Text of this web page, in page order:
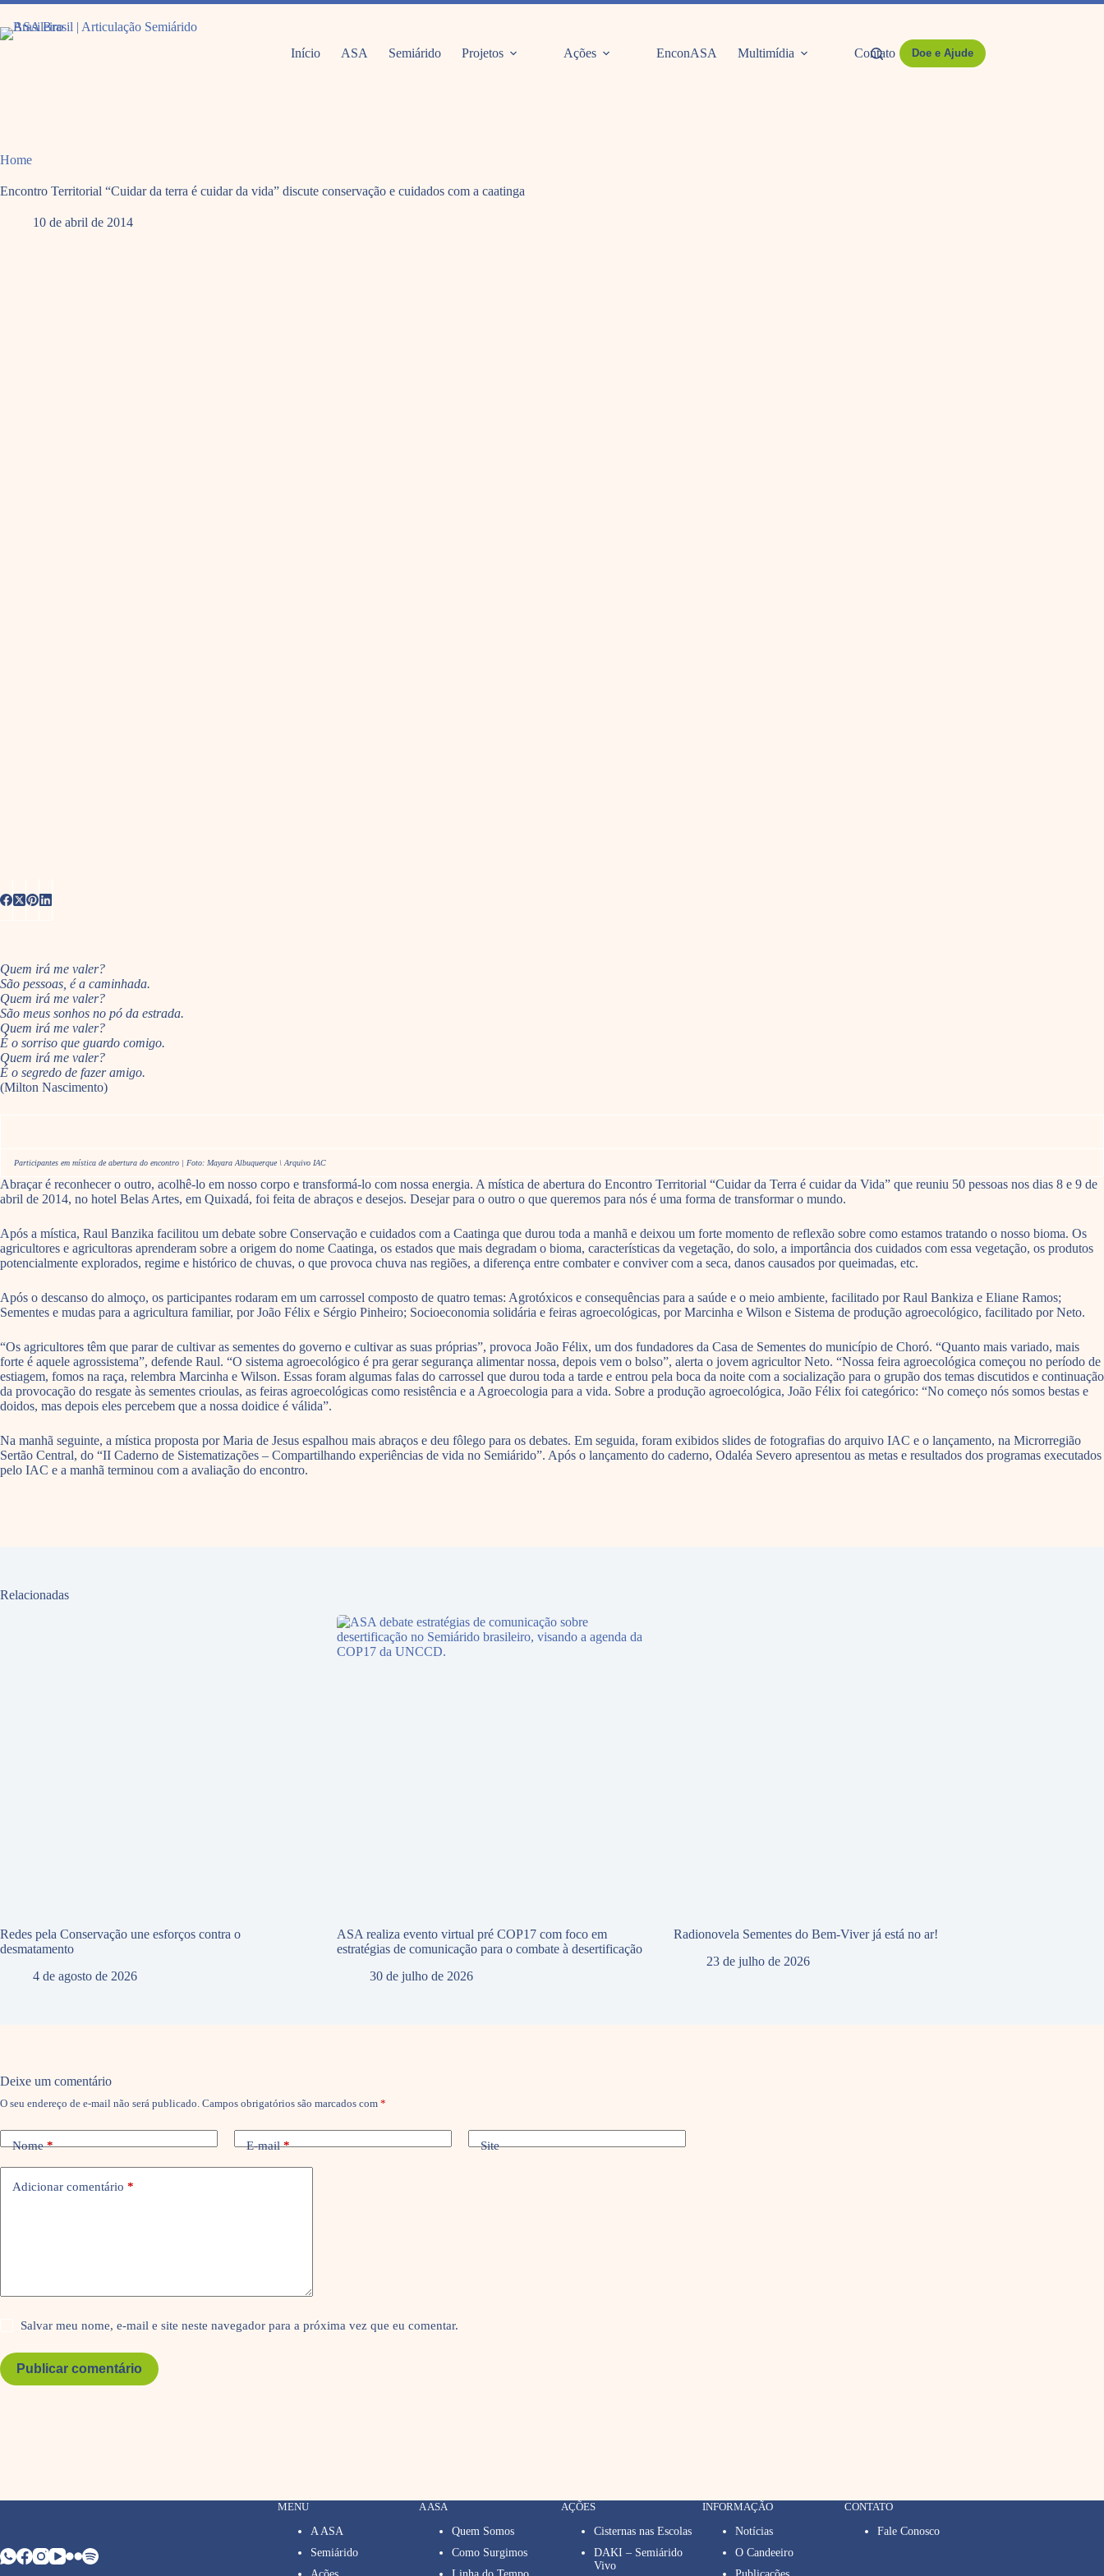
Pular
para
o
Início ASA Semiárido Projetos Ações EnconASA Multimídia Contato Doe e Ajude
Home
Encontro Territorial “Cuidar da terra é cuidar da vida” discute conservação e cuidados com a caatinga
10 de abril de 2014
Quem irá me valer?
São pessoas, é a caminhada.
Quem irá me valer?
São meus sonhos no pó da estrada.
Quem irá me valer?
É o sorriso que guardo comigo.
Quem irá me valer?
É o segredo de fazer amigo.
(Milton Nascimento)
Participantes em mística de abertura do encontro | Foto: Mayara Albuquerque \ Arquivo IAC
Abraçar é reconhecer o outro, acolhê-lo em nosso corpo e transformá-lo com nossa energia. A mística de abertura do Encontro Territorial “Cuidar da Terra é cuidar da Vida” que reuniu 50 pessoas nos dias 8 e 9 de
abril de 2014, no hotel Belas Artes, em Quixadá, foi feita de abraços e desejos. Desejar para o outro o que queremos para nós é uma forma de transformar o mundo.
Após a mística, Raul Banzika facilitou um debate sobre Conservação e cuidados com a Caatinga que durou toda a manhã e deixou um forte momento de reflexão sobre como estamos tratando o nosso bioma. Os
agricultores e agricultoras aprenderam sobre a origem do nome Caatinga, os estados que mais degradam o bioma, características da vegetação, do solo, a importância dos cuidados com essa vegetação, os produtos
potencialmente explorados, regime e histórico de chuvas, o que provoca chuva nas regiões, a diferença entre combater e conviver com a seca, danos causados por queimadas, etc.
Após o descanso do almoço, os participantes rodaram em um carrossel composto de quatro temas: Agrotóxicos e consequências para a saúde e o meio ambiente, facilitado por Raul Bankiza e Eliane Ramos;
Sementes e mudas para a agricultura familiar, por João Félix e Sérgio Pinheiro; Socioeconomia solidária e feiras agroecológicas, por Marcinha e Wilson e Sistema de produção agroecológico, facilitado por Neto.
“Os agricultores têm que parar de cultivar as sementes do governo e cultivar as suas próprias”, provoca João Félix, um dos fundadores da Casa de Sementes do município de Choró. “Quanto mais variado, mais
forte é aquele agrossistema”, defende Raul. “O sistema agroecológico é pra gerar segurança alimentar nossa, depois vem o bolso”, alerta o jovem agricultor Neto. “Nossa feira agroecológica começou no período de
estiagem, fomos na raça, relembra Marcinha e Wilson. Essas foram algumas falas do carrossel que durou toda a tarde e entrou pela boca da noite com a socialização para o grupão dos temas discutidos e continuação
da provocação do resgate às sementes crioulas, as feiras agroecológicas como resistência e a Agroecologia para a vida. Sobre a produção agroecológica, João Félix foi categórico: “No começo nós somos bestas e
doidos, mas depois eles percebem que a nossa doidice é válida”.
Na manhã seguinte, a mística proposta por Maria de Jesus espalhou mais abraços e deu fôlego para os debates. Em seguida, foram exibidos slides de fotografias do arquivo IAC e o lançamento, na Microrregião
Sertão Central, do “II Caderno de Sistematizações – Compartilhando experiências de vida no Semiárido”. Após o lançamento do caderno, Odaléa Severo apresentou as metas e resultados dos programas executados
pelo IAC e a manhã terminou com a avaliação do encontro.
Relacionadas
Redes pela Conservação une esforços contra o
desmatamento
4 de agosto de 2026
ASA realiza evento virtual pré COP17 com foco em
estratégias de comunicação para o combate à desertificação
30 de julho de 2026
Radionovela Sementes do Bem-Viver já está no ar!
23 de julho de 2026
Deixe um comentário
O seu endereço de e-mail não será publicado. Campos obrigatórios são marcados com *
Nome* E-mail* Site
Adicionar comentário *
Salvar meu nome, e-mail e site neste navegador para a próxima vez que eu comentar.
Publicar comentário
MENU
A ASA
Semiárido
A ASA
Quem Somos
Como Surgimos
AÇÕES
Cisternas nas Escolas
DAKI – Semiárido
Vivo
INFORMAÇÃO
Notícias
O Candeeiro
CONTATO
Fale Conosco